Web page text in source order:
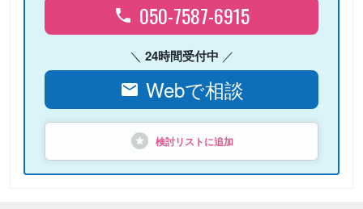
050-7587-6915
24時間受付中
Webで相談
検討リストに追加